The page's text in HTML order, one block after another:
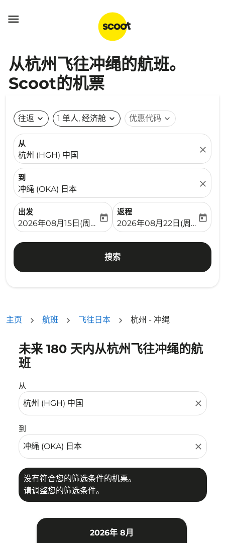

从杭州飞往冲绳的航班。
Scoot的机票
往返 expand_more 1 单人, 经济舱 expand_more 优惠代码 expand_more
从
杭州 (HGH) 中国
close
到
冲绳 (OKA) 日本
close
出发
fc-booking-departure-date-aria-label
2026年08月15日(周六)
today
返程
fc-booking-return-date-
2026年08月22日(周六)
today
搜索
主页 航班 飞往日本 杭州 - 冲绳
未来 180 天内从杭州飞往冲绳的航
班
从
close
到
close
没有符合您的筛选条件的机票。
请调整您的筛选条件。
没有符合您的筛选条件的机票。请调整您的筛选条件。
2026年 8月